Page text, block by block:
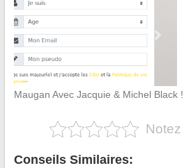
Maugan Avec Jacquie & Michel Black !
Conseils Similaires: